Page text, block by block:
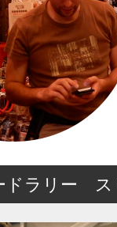
ドラリー ス